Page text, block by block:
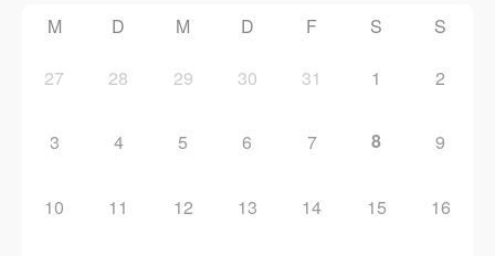
M D M D F S S
27 28 29 30 31 1 2
3 4 5 6 7 8 9
10 11 12 13 14 15 16